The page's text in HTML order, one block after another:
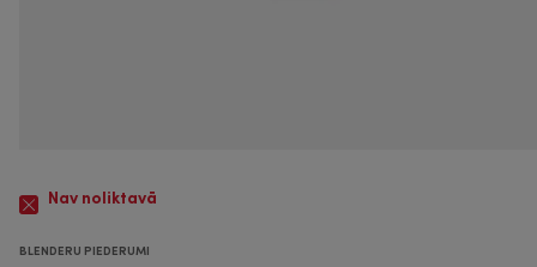
Nav noliktavā
BLENDERU PIEDERUMI